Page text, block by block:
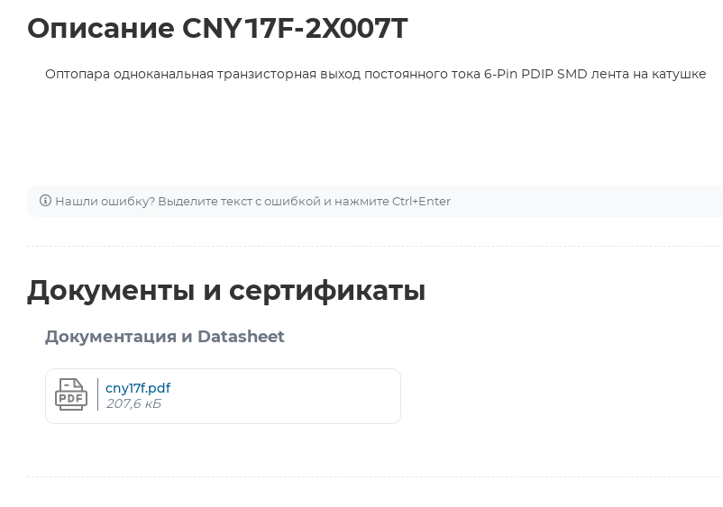
Описание CNY17F-2X007T
Оптопара одноканальная транзисторная выход постоянного тока 6-Pin PDIP SMD лента на катушке
Нашли ошибку? Выделите текст с ошибкой и нажмите Ctrl+Enter
Документы и сертификаты
Документация и Datasheet
cny17f.pdf
207,6 кБ